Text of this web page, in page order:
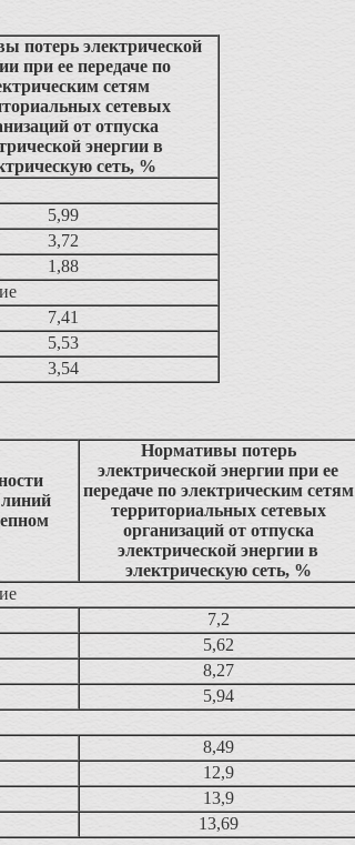
потерь электрической
при ее передаче по
сетям
сетевых
от отпуска
энергии в
сеть, %
5,99
3,72
1,88
7,41
5,53
3,54
Нормативы потерь
электрической энергии при ее
передаче по электрическим сетям
территориальных сетевых
организаций от отпуска
электрической энергии в
электрическую сеть, %
7,2
5,62
8,27
5,94
8,49
12,9
13,9
13,69